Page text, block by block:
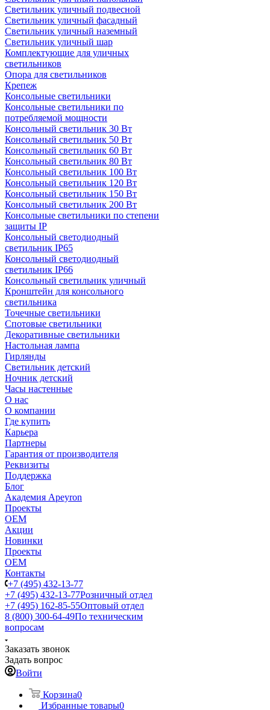
Светильник уличный подвесной
Светильник уличный фасадный
Светильник уличный наземный
Cветильник уличный шар
Комплектующие для уличных
светильников
Опора для светильников
Крепеж
Консольные светильники
Консольные светильники по
потребляемой мощности
Консольный светильник 30 Вт
Консольный светильник 50 Вт
Консольный светильник 60 Вт
Консольный светильник 80 Вт
Консольный светильник 100 Вт
Консольный светильник 120 Вт
Консольный светильник 150 Вт
Консольный светильник 200 Вт
Консольные светильники по степени
защиты IP
Консольный светодиодный
светильник IP65
Консольный светодиодный
светильник IP66
Консольный светильник уличный
Кронштейн для консольного
светильника
Точечные светильники
Спотовые светильники
Декоративные светильники
Настольная лампа
Гирлянды
Светильник детский
Ночник детский
Часы настенные
О нас
О компании
Где купить
Карьера
Партнеры
Гарантия от производителя
Реквизиты
Поддержка
Блог
Академия Apeyron
Проекты
ОЕМ
Акции
Новинки
Проекты
ОЕМ
Контакты
+7 (495) 432-13-77
+7 (495) 432-13-77Розничный отдел
+7 (495) 162-85-55Оптовый отдел
8 (800) 300-64-49По техническим
вопросам
Заказать звонок
Задать вопрос
Войти
Корзина0
Избранные товары0